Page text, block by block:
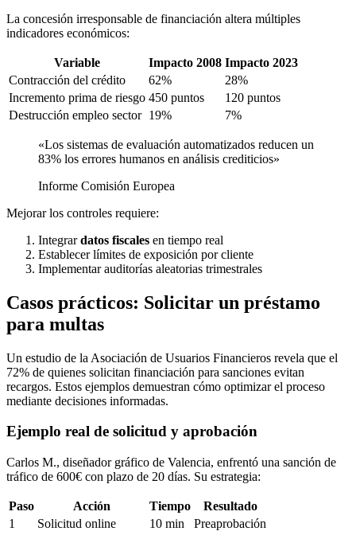
La concesión irresponsable de financiación altera múltiples
indicadores económicos:
Variable Impacto 2008 Impacto 2023
Contracción del crédito
62%
28%
Incremento prima de riesgo 450 puntos
120 puntos
Destrucción empleo sector 19% 7%
«Los sistemas de evaluación automatizados reducen un
83% los errores humanos en análisis crediticios»
Informe Comisión Europea
Mejorar los controles requiere:
Integrardatos fiscales en tiempo real
Establecer límites de exposición por cliente
Implementar auditorías aleatorias trimestrales
Casos prácticos: Solicitar un préstamo
para multas
Un estudio de la Asociación de Usuarios Financieros revela que el
72% de quienes solicitan financiación para sanciones evitan
recargos. Estos ejemplos demuestran cómo optimizar el proceso
mediante decisiones informadas.
Ejemplo real de solicitud y aprobación
Carlos M., diseñador gráfico de Valencia, enfrentó una sanción de
tráfico de 600€ con plazo de 20 días. Su estrategia:
Paso Acción Tiempo
Resultado
1
Solicitud online 10 min
Preaprobación